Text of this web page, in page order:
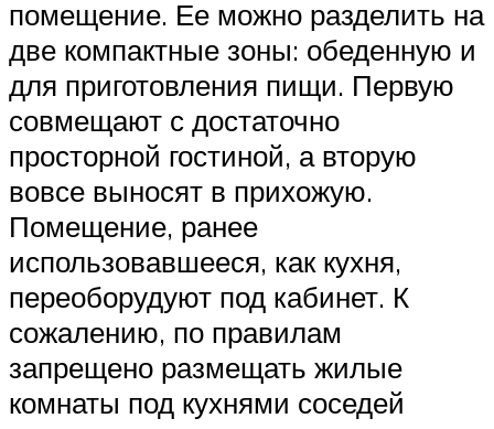
помещение. Ее можно разделить на
две компактные зоны: обеденную и
для приготовления пищи. Первую
совмещают с достаточно
просторной гостиной, а вторую
вовсе выносят в прихожую.
Помещение, ранее
использовавшееся, как кухня,
переоборудуют под кабинет. К
сожалению, по правилам
запрещено размещать жилые
комнаты под кухнями соседей